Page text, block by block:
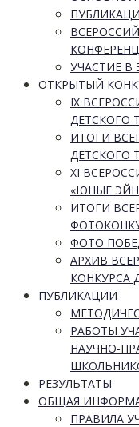
УЧАСТИЕ В
ОТКРЫТЫЙ
IX
ДЕТСКОГО
ИТОГИ
ДЕТСКОГО
XI
«ЮНЫЕ
ИТОГИ
ФОТО
АРХИВ
КОНКУРСА
ПУБЛИКАЦИИ
РАБОТЫ
НАУЧНО-
РЕЗУЛЬТАТЫ
ОБЩАЯ
ПРАВИЛА